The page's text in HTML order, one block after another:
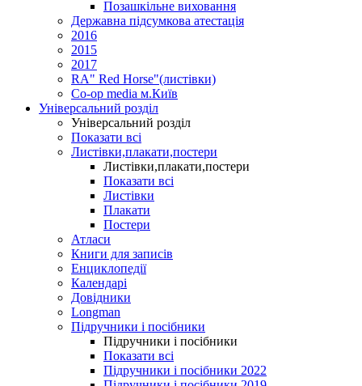
Позашкільне виховання
Державна підсумкова атестація
2016
2015
2017
RA" Red Horse"(листівки)
Co-op media м.Київ
Універсальний розділ
Універсальний розділ
Показати всі
Листівки,плакати,постери
Листівки,плакати,постери
Показати всі
Листівки
Плакати
Постери
Атласи
Книги для записів
Енциклопедії
Календарі
Довідники
Longman
Підручники і посібники
Підручники і посібники
Показати всі
Підручники і посібники 2022